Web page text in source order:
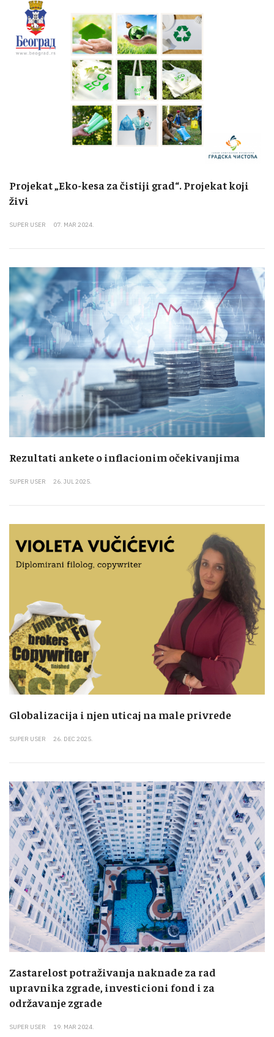
Projekat „Eko-kesa za čistiji grad“. Projekat koji
živi
SUPER USER 07. MAR 2024.
Rezultati ankete o inflacionim očekivanjima
SUPER USER 26. JUL 2025.
Globalizacija i njen uticaj na male privrede
SUPER USER 26. DEC 2025.
Zastarelost potraživanja naknade za rad
upravnika zgrade, investicioni fond i za
održavanje zgrade
SUPER USER 19. MAR 2024.